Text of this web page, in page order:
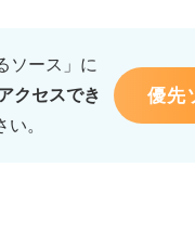
るのか具体的な事例
きる進路の具体例を
ソース」に
クセスでき
。
優先